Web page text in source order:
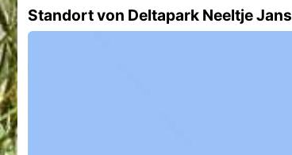
Standort von Deltapark Neeltje Jans